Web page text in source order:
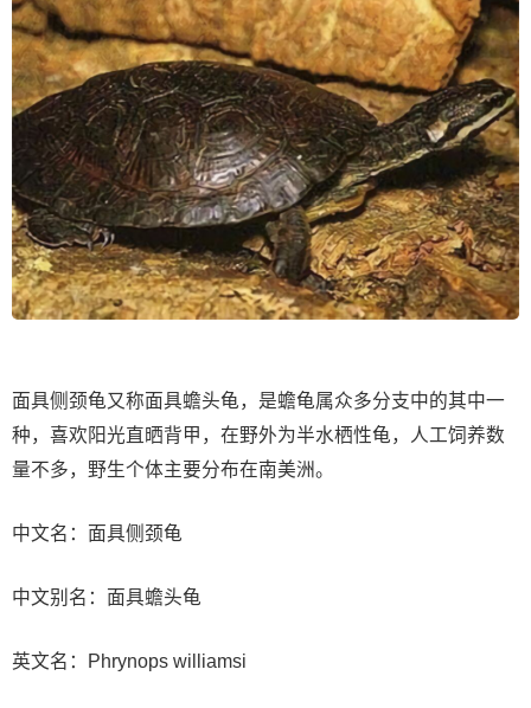
面具侧颈龟又称面具蟾头龟，是蟾龟属众多分支中的其中一
种，喜欢阳光直晒背甲，在野外为半水栖性龟，人工饲养数
量不多，野生个体主要分布在南美洲。
中文名：面具侧颈龟
中文别名：面具蟾头龟
英文名：Phrynops williamsi